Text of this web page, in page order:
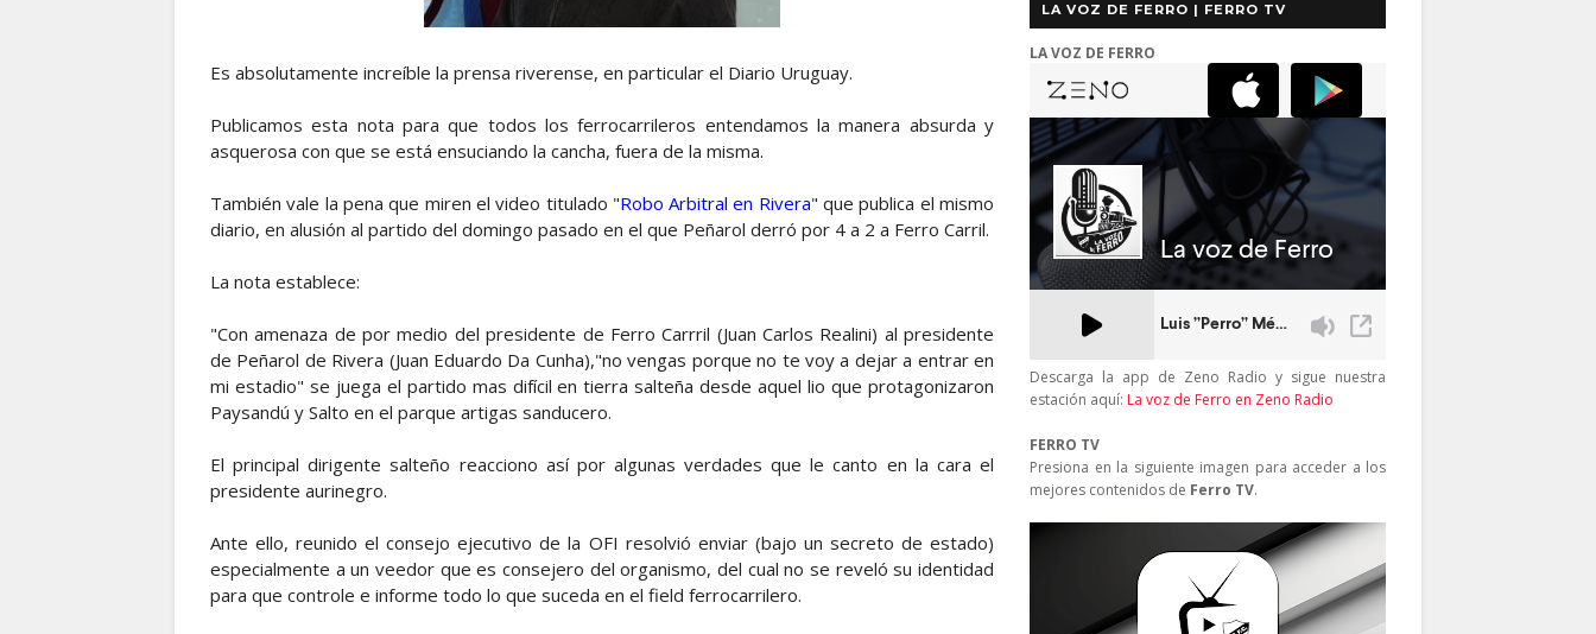
Es absolutamente increíble la prensa riverense, en particular el Diario Uruguay.
Publicamos esta nota para que todos los ferrocarrileros entendamos la manera absurda y
asquerosa con que se está ensuciando la cancha, fuera de la misma.
También vale la pena que miren el video titulado "Robo Arbitral en Rivera" que publica el mismo
diario, en alusión al partido del domingo pasado en el que Peñarol derró por 4 a 2 a Ferro Carril.
La nota establece:
"Con amenaza de por medio del presidente de Ferro Carrril (Juan Carlos Realini) al presidente
de Peñarol de Rivera (Juan Eduardo Da Cunha),"no vengas porque no te voy a dejar a entrar en
mi estadio" se juega el partido mas difícil en tierra salteña desde aquel lio que protagonizaron
Paysandú y Salto en el parque artigas sanducero.
El principal dirigente salteño reacciono así por algunas verdades que le canto en la cara el
presidente aurinegro.
Ante ello, reunido el consejo ejecutivo de la OFI resolvió enviar (bajo un secreto de estado)
especialmente a un veedor que es consejero del organismo, del cual no se reveló su identidad
para que controle e informe todo lo que suceda en el field ferrocarrilero.
LA VOZ DE FERRO | FERRO TV
LA VOZ DE FERRO
Descarga la app de Zeno Radio y sigue nuestra
estación aquí: La voz de Ferro en Zeno Radio
FERRO TV
Presiona en la siguiente imagen para acceder a los
mejores contenidos de Ferro TV.